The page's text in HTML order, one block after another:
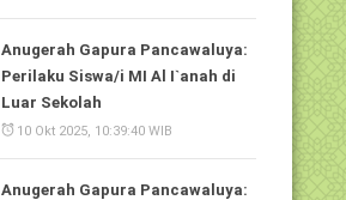
Anugerah Gapura Pancawaluya:
Perilaku Siswa/i MI Al I`anah di
Luar Sekolah
10 Okt 2025, 10:39:40 WIB
Anugerah Gapura Pancawaluya: